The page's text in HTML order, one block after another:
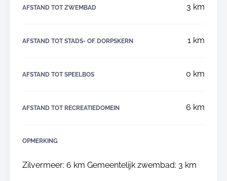
AFSTAND TOT ZWEMBAD 3 km
AFSTAND TOT STADS- OF DORPSKERN 1 km
AFSTAND TOT SPEELBOS 0 km
AFSTAND TOT RECREATIEDOMEIN 6 km
OPMERKING
Zilvermeer: 6 km Gemeentelijk zwembad: 3 km